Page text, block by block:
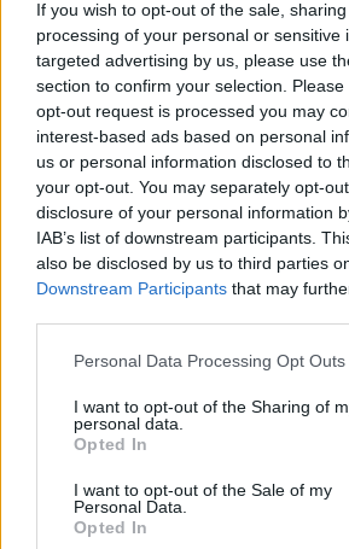
If you wish to opt-out of the sale,
processing of your personal or sensitive
targeted advertising by us, please use
section to confirm your selection.
opt-out request is processed you may
interest-based ads based on personal
us or personal information disclosed to
your opt-out. You may separately opt-
disclosure of your personal information
IAB’s list of downstream participants.
also be disclosed by us to third parties
Downstream Participants that may
Personal Data Processing Opt Outs
I want to opt-out of the Sharing of
personal data.
Opted In
I want to opt-out of the Sale of my
Personal Data.
Opted In